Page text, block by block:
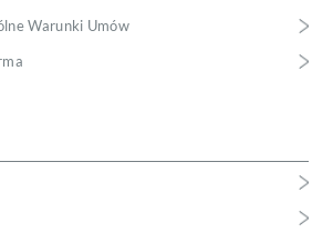
Warunki Umów